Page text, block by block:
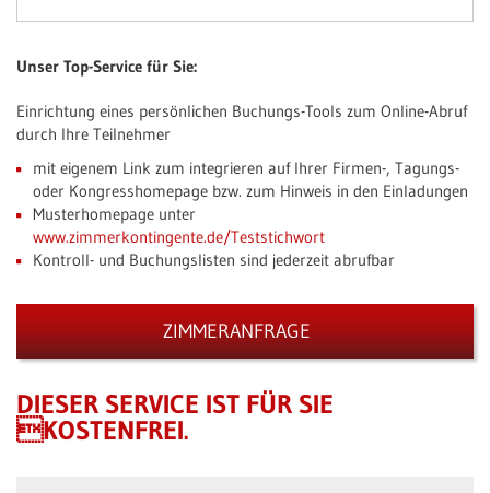
Unser Top-Service für Sie:
Einrichtung eines persönlichen Buchungs-Tools zum Online-Abruf
durch Ihre Teilnehmer
mit eigenem Link zum integrieren auf Ihrer Firmen-, Tagungs-
oder Kongresshomepage bzw. zum Hinweis in den Einladungen
Musterhomepage unter
www.zimmerkontingente.de/Teststichwort
Kontroll- und Buchungslisten sind jederzeit abrufbar
ZIMMERANFRAGE
DIESER SERVICE IST FÜR SIE
KOSTENFREI.